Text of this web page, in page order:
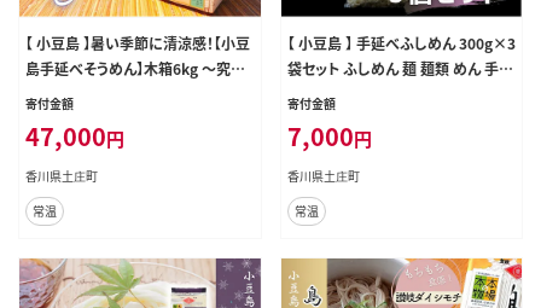
【 小豆島 】暑い季節に清涼感！【小豆
島手延べそうめん】木箱6kg ～究極
ののどごし～（素麺 ギフト 贈答品 お
寄付金額
47,000円
香川県土庄町
常温
【 小豆島 】 手延べふしめん 300g×3
袋セット ふしめん 麺 麺類 めん 手延
べ もっちり 香川 香川県 土庄 土庄町
寄付金額
7,000円
香川県土庄町
常温